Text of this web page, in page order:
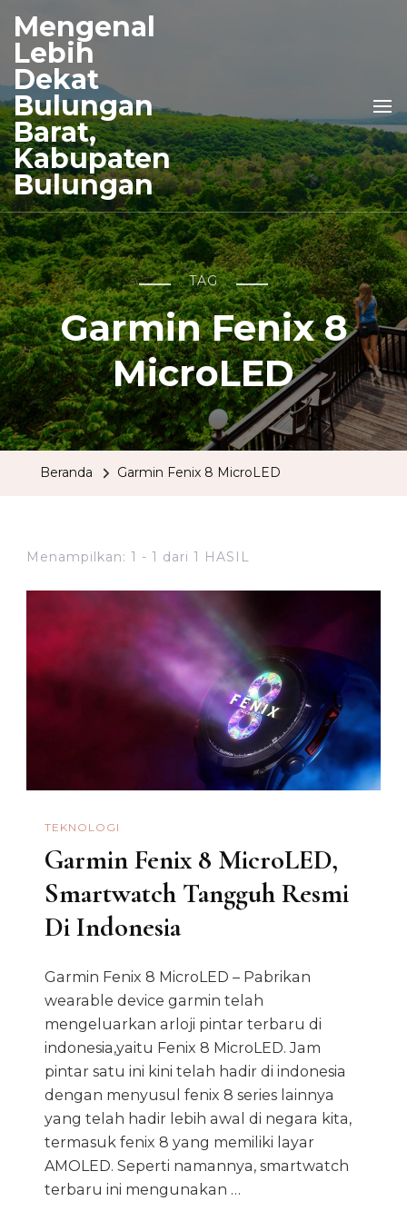
Mengenal
Lebih
Dekat
Bulungan
Barat,
Kabupaten
Bulungan
TAG
Garmin Fenix 8
MicroLED
Beranda Garmin Fenix 8 MicroLED
Menampilkan: 1 - 1 dari 1 HASIL
TEKNOLOGI
Garmin Fenix 8 MicroLED,
Smartwatch Tangguh Resmi
Di Indonesia
Garmin Fenix 8 MicroLED – Pabrikan
wearable device garmin telah
mengeluarkan arloji pintar terbaru di
indonesia,yaitu Fenix 8 MicroLED. Jam
pintar satu ini kini telah hadir di indonesia
dengan menyusul fenix 8 series lainnya
yang telah hadir lebih awal di negara kita,
termasuk fenix 8 yang memiliki layar
AMOLED. Seperti namannya, smartwatch
terbaru ini mengunakan …